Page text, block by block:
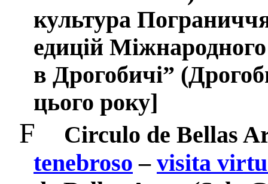
культура
едицій
в Дрогобичі”
цього року]
F
Circulo de Bellas
tenebroso – visita